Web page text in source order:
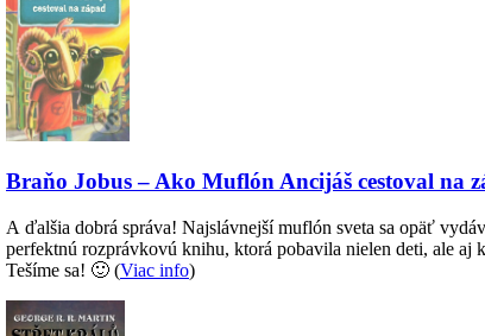
Braňo Jobus – Ako Muflón Ancijáš cestoval na
A ďalšia dobrá správa! Najslávnejší muflón sveta sa opäť
perfektnú rozprávkovú knihu, ktorá pobavila nielen deti, ale
Tešíme sa! 🙂 (Viac info)